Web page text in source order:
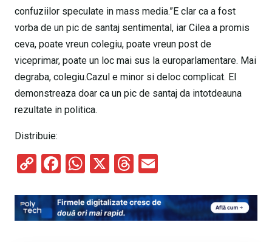
confuziilor speculate in mass media.”E clar ca a fost
vorba de un pic de santaj sentimental, iar Cilea a promis
ceva, poate vreun colegiu, poate vreun post de
viceprimar, poate un loc mai sus la europarlamentare. Mai
degraba, colegiu.Cazul e minor si deloc complicat. El
demonstreaza doar ca un pic de santaj da intotdeauna
rezultate in politica.
Distribuie:
C
py
Li
F
ce
b
W
at
s
X
T
e
a
ail